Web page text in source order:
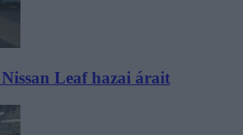
Leaf hazai árait